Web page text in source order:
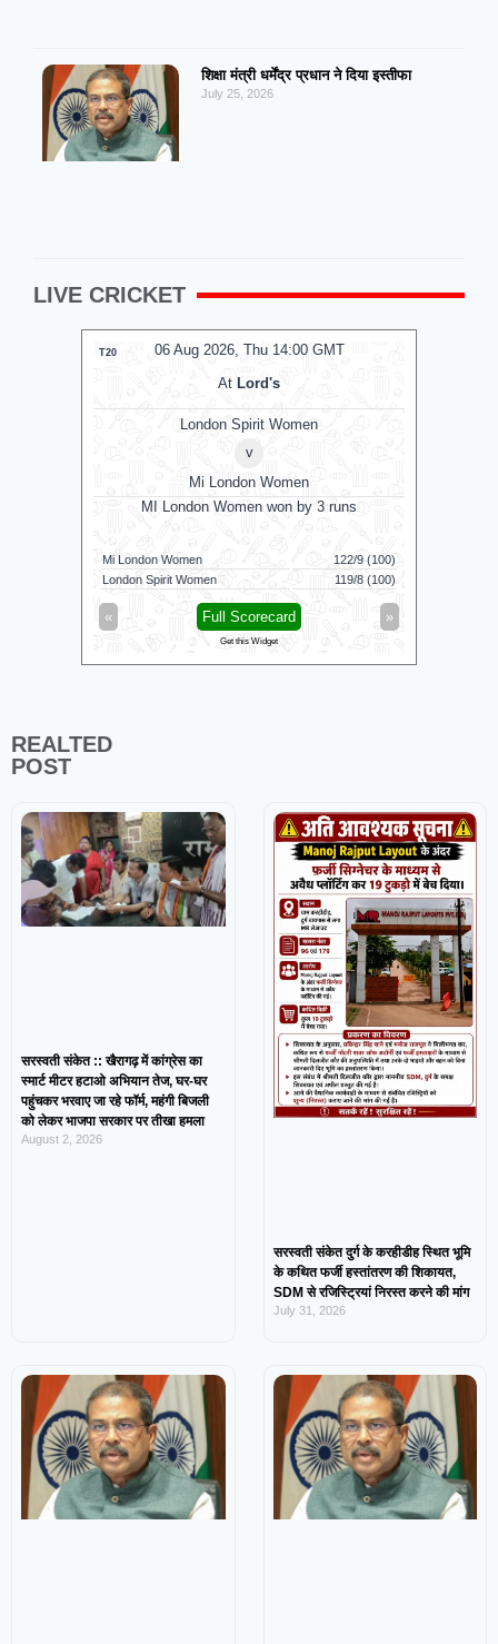
शिक्षा मंत्री धर्मेंद्र प्रधान ने दिया इस्तीफा
July 25, 2026
LIVE CRICKET
06 Aug 2026, Thu 14:00 GMT
T20
At Lord's
London Spirit Women
v
Mi London Women
MI London Women won by 3 runs
Mi London Women
122/9 (100)
London Spirit Women
119/8 (100)
« »
Full Scorecard
Get this Widget
REALTED
POST
सरस्वती संकेत :: खैरागढ़ में कांग्रेस का
स्मार्ट मीटर हटाओ अभियान तेज, घर-घर
पहुंचकर भरवाए जा रहे फॉर्म, महंगी बिजली
को लेकर भाजपा सरकार पर तीखा हमला
August 2, 2026
सरस्वती संकेत दुर्ग के करहीडीह स्थित भूमि
के कथित फर्जी हस्तांतरण की शिकायत,
SDM से रजिस्ट्रियां निरस्त करने की मांग
July 31, 2026